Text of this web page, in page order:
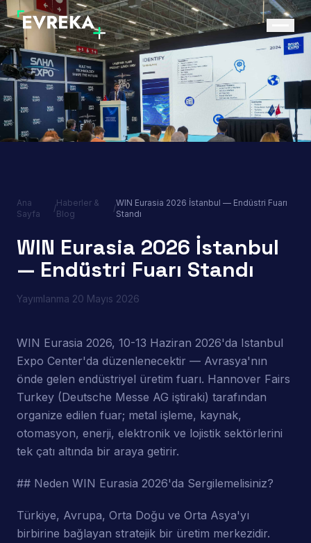
Ana
Sayfa
/
Haberler &
Blog
/
WIN Eurasia 2026 İstanbul — Endüstri Fuarı
Standı
WIN Eurasia 2026 İstanbul
— Endüstri Fuarı Standı
Yayımlanma 20 Mayıs 2026
WIN Eurasia 2026, 10-13 Haziran 2026'da Istanbul
Expo Center'da düzenlenecektir — Avrasya'nın
önde gelen endüstriyel üretim fuarı. Hannover Fairs
Turkey (Deutsche Messe AG iştiraki) tarafından
organize edilen fuar; metal işleme, kaynak,
otomasyon, enerji, elektronik ve lojistik sektörlerini
tek çatı altında bir araya getirir.
## Neden WIN Eurasia 2026'da Sergilemelisiniz?
Türkiye, Avrupa, Orta Doğu ve Orta Asya'yı
birbirine bağlayan stratejik bir üretim merkezidir.